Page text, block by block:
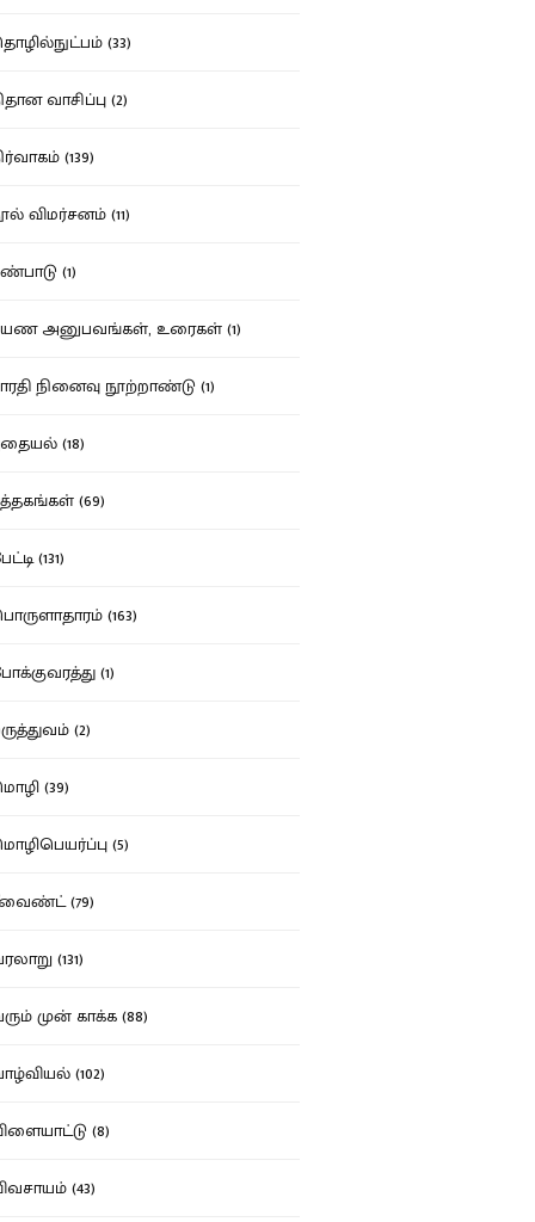
(33)
வாசிப்பு (2)
(139)
விமர்சனம் (11)
(1)
அனுபவங்கள், உரைகள் (1)
நினைவு நூற்றாண்டு (1)
(18)
(69)
(131)
(163)
(1)
(2)
(39)
(5)
(79)
(131)
முன் காக்க (88)
(102)
(8)
(43)